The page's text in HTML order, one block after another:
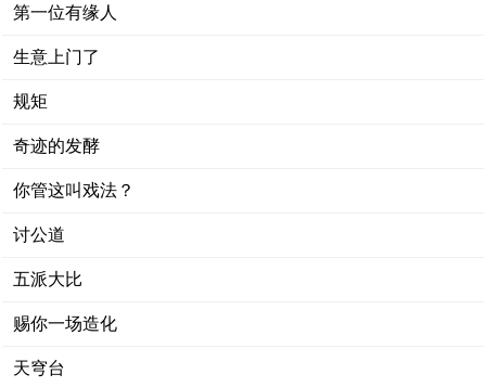
第一位有缘人
生意上门了
规矩
奇迹的发酵
你管这叫戏法？
讨公道
五派大比
赐你一场造化
天穹台